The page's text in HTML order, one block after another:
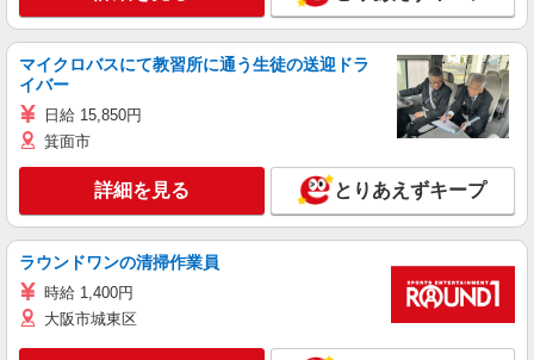
マイクロバスにて教習所に通う生徒の送迎ドラ
イバー
日給 15,850円
箕面市
詳細を見る とりあえずキープ
ラウンドワンの清掃作業員
時給 1,400円
大阪市城東区